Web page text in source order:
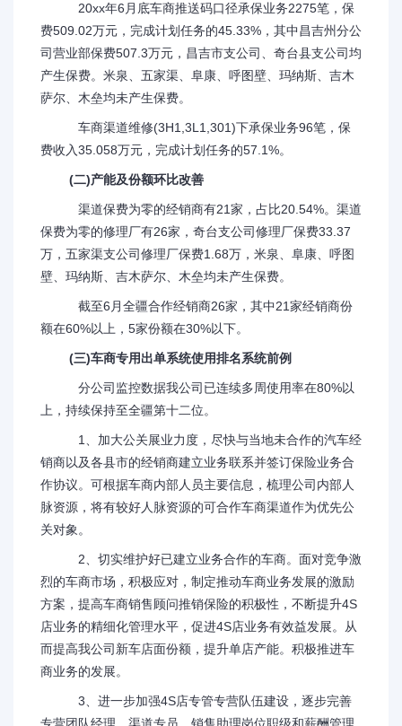
20xx年6月底车商推送码口径承保业务2275笔，保
费509.02万元，完成计划任务的45.33%，其中昌吉州分公
司营业部保费507.3万元，昌吉市支公司、奇台县支公司均
产生保费。米泉、五家渠、阜康、呼图壁、玛纳斯、吉木
萨尔、木垒均未产生保费。
车商渠道维修(3H1,3L1,301)下承保业务96笔，保
费收入35.058万元，完成计划任务的57.1%。
(二)产能及份额环比改善
渠道保费为零的经销商有21家，占比20.54%。渠道
保费为零的修理厂有26家，奇台支公司修理厂保费33.37
万，五家渠支公司修理厂保费1.68万，米泉、阜康、呼图
壁、玛纳斯、吉木萨尔、木垒均未产生保费。
截至6月全疆合作经销商26家，其中21家经销商份
额在60%以上，5家份额在30%以下。
(三)车商专用出单系统使用排名系统前例
分公司监控数据我公司已连续多周使用率在80%以
上，持续保持至全疆第十二位。
1、加大公关展业力度，尽快与当地未合作的汽车经
销商以及各县市的经销商建立业务联系并签订保险业务合
作协议。可根据车商内部人员主要信息，梳理公司内部人
脉资源，将有较好人脉资源的可合作车商渠道作为优先公
关对象。
2、切实维护好已建立业务合作的车商。面对竞争激
烈的车商市场，积极应对，制定推动车商业务发展的激励
方案，提高车商销售顾问推销保险的积极性，不断提升4S
店业务的精细化管理水平，促进4S店业务有效益发展。从
而提高我公司新车店面份额，提升单店产能。积极推进车
商业务的发展。
3、进一步加强4S店专管专营队伍建设，逐步完善